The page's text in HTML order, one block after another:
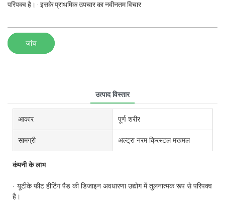
परिपक्व है। · इसके प्राथमिक उपचार का नवीनतम विचार
जांच
उत्पाद विस्तार
आकार पूर्ण शरीर
सामग्री अल्ट्रा नरम क्रिस्टल मखमल
कंपनी के लाभ
· यूटीके फीट हीटिंग पैड की डिजाइन अवधारणा उद्योग में तुलनात्मक रूप से परिपक्व
है।